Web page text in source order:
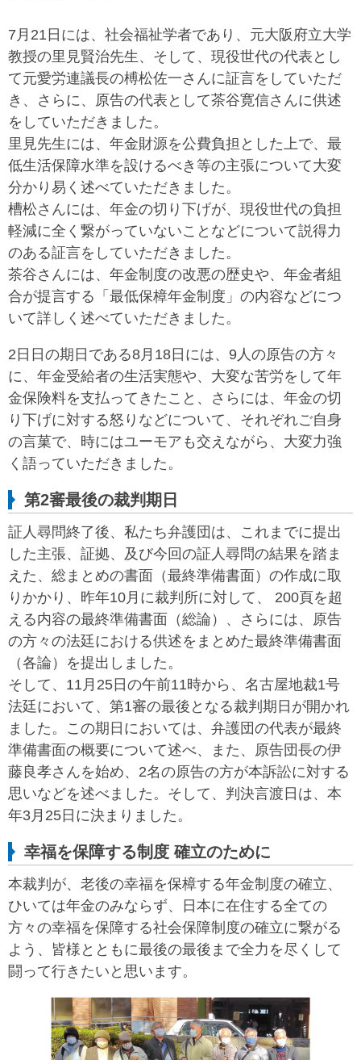
7月21日には、社会福祉学者であり、元大阪府立大学
教授の里見賢治先生、そして、現役世代の代表とし
て元愛労連議長の榑松佐一さんに証言をしていただ
き、さらに、原告の代表として茶谷寛信さんに供述
をしていただきました。
里見先生には、年金財源を公費負担とした上で、最
低生活保障水準を設けるべき等の主張について大変
分かり易く述べていただきました。
槽松さんには、年金の切り下げが、現役世代の負担
軽減に全く繋がっていないことなどについて説得力
のある証言をしていただきました。
茶谷さんには、年金制度の改悪の歴史や、年金者組
合が提言する「最低保樟年金制度」の内容などにつ
いて詳しく述べていただきました。
2日日の期日である8月18日には、9人の原告の方々
に、年金受給者の生活実態や、大変な苦労をして年
金保険料を支払ってきたこと、さらには、年金の切
り下げに対する怒りなどについて、それぞれご自身
の言菓で、時にはユーモアも交えながら、大変力強
く語っていただきました。
第2審最後の裁判期日
証人尋問終了後、私たち弁護団は、これまでに提出
した主張、証拠、及び今回の証人尋問の結果を踏ま
えた、総まとめの書面（最終準備書面）の作成に取
りかかり、昨年10月に裁判所に対して、 200頁を超
える内容の最終準備書面（総論）、さらには、原告
の方々の法廷における供述をまとめた最終準備書面
（各論）を提出しました。
そして、11月25日の午前11時から、名古屋地裁1号
法廷において、第1審の最後となる裁判期日が開かれ
ました。この期日においては、弁護団の代表が最終
準備書面の概要について述べ、また、原告団長の伊
藤良孝さんを始め、2名の原告の方が本訴訟に対する
思いなどを述べました。そして、判決言渡日は、本
年3月25日に決まりました。
幸福を保障する制度 確立のために
本裁判が、老後の幸福を保樟する年金制度の確立、
ひいては年金のみならず、日本に在住する全ての
方々の幸福を保障する社会保障制度の確立に繋がる
よう、皆様とともに最後の最後まで全力を尽くして
闘って行きたいと思います。